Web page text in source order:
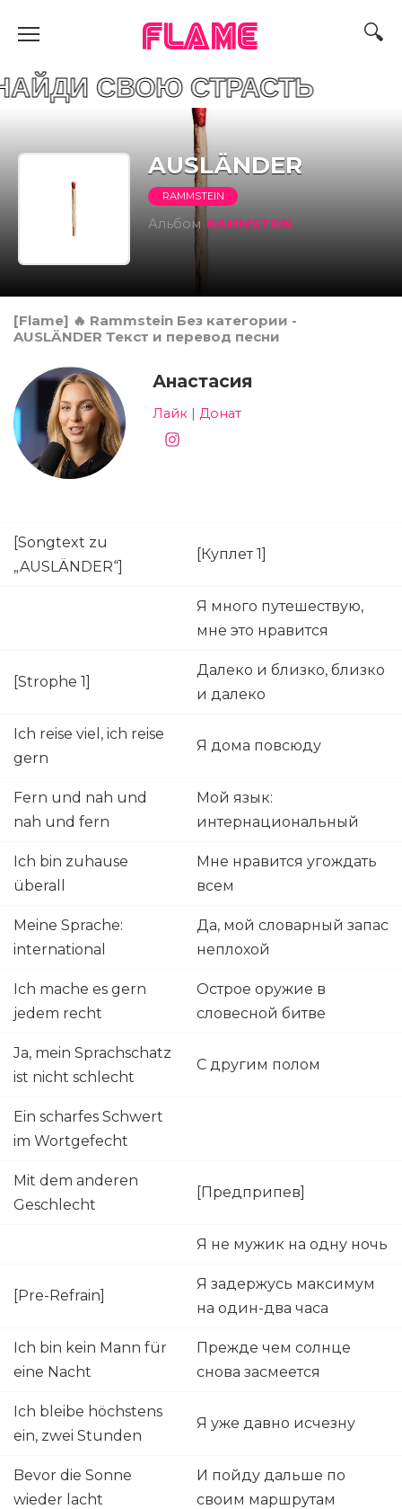
FLAME
СТРАСТЬ
AUSLÄNDER
RAMMSTEIN
Альбом RAMMSTEIN
[Flame] 🔥 Rammstein Без категории -
AUSLÄNDER Текст и перевод песни
Анастасия
Лайк | Донат
[Songtext zu
„AUSLÄNDER“]
[Куплет 1]
Я много путешествую,
мне это нравится
[Strophe 1]
Далеко и близко, близко
и далеко
Ich reise viel, ich reise
gern
Я дома повсюду
Fern und nah und
nah und fern
Мой язык:
интернациональный
Ich bin zuhause
überall
Мне нравится угождать
всем
Meine Sprache:
international
Да, мой словарный запас
неплохой
Ich mache es gern
jedem recht
Острое оружие в
словесной битве
Ja, mein Sprachschatz
ist nicht schlecht
С другим полом
Ein scharfes Schwert
im Wortgefecht
Mit dem anderen
Geschlecht
[Предприпев]
Я не мужик на одну ночь
[Pre-Refrain]
Я задержусь максимум
на один-два часа
Ich bin kein Mann für
eine Nacht
Прежде чем солнце
снова засмеется
Ich bleibe höchstens
ein, zwei Stunden
Я уже давно исчезну
Bevor die Sonne
wieder lacht
И пойду дальше по
своим маршрутам